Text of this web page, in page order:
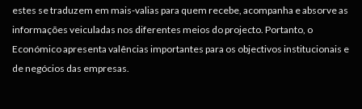
estes se traduzem em mais-valias para quem recebe, acompanha e absorve as
informações veiculadas nos diferentes meios do projecto. Portanto, o
Económico apresenta valências importantes para os objectivos institucionais e
de negócios das empresas.